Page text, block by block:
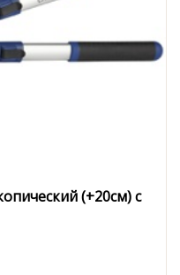
(+20см) с